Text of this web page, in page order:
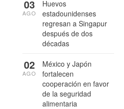
Huevos
estadounidenses
regresan a Singapur
después de dos
décadas
03
AGO
México y Japón
fortalecen
cooperación en favor
de la seguridad
alimentaria
02
AGO